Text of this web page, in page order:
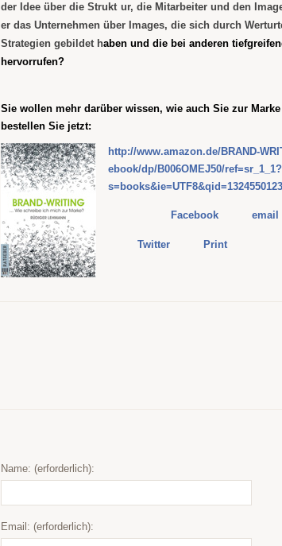
der Idee über die Strukt ur, die Mitarbeiter und den
er das Unternehmen über Images, die sich durch
Strategien gebildet haben und die bei anderen
hervorrufen?
Sie wollen mehr darüber wissen, wie auch Sie zur
bestellen Sie jetzt:
http://www.amazon.de/BRAND-
ebook/dp/B006OMEJ50/ref=sr_1_1?
Facebook email
Twitter Print
Name: (erforderlich):
Email: (erforderlich):